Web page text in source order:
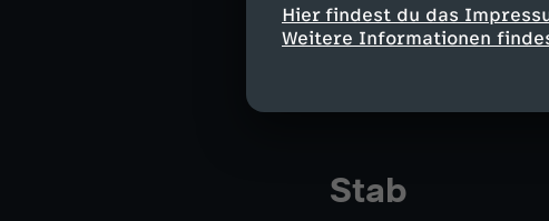
Hier findest du das
Weitere Informationen
Inspektor
Pathologin -
Stab